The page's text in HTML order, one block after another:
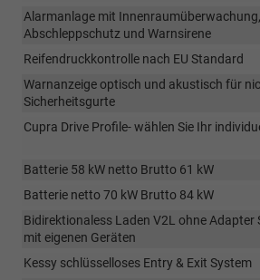
Alarmanlage mit
Abschleppschutz und Warnsirene
Reifendruckkontrolle nach EU Standard
Warnanzeige optisch und akustisch für
Sicherheitsgurte
Cupra Drive Profile- wählen Sie Ihr
Batterie 58 kW netto Brutto 61 kW
Batterie netto 70 kW Brutto 84 kW
Bidirektionaless Laden V2L ohne
mit eigenen Geräten
Kessy schlüsselloses Entry & Exit System